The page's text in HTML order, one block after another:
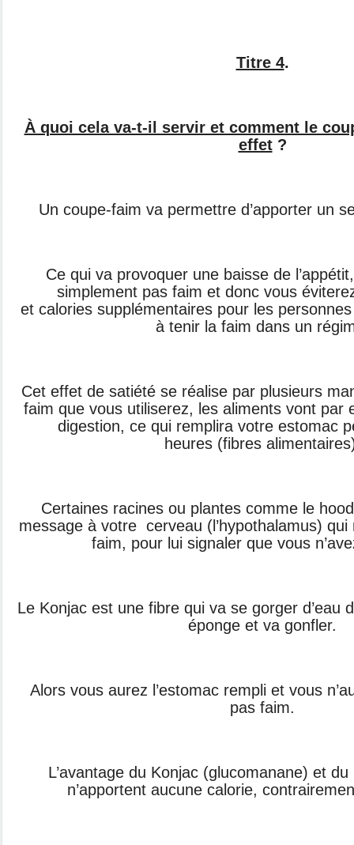
Titre 4.
À quoi cela va-t-il servir et comment le
effet?
Un coupe-faim va permettre d’apporter un
Ce qui va provoquer une baisse de
simplement pas faim et donc vous
et calories supplémentaires pour les
à tenir la faim dans un
Cet effet de satiété se réalise par plusieurs
faim que vous utiliserez, les aliments vont par
digestion, ce qui remplira votre estomac
heures (fibres
Certaines racines ou plantes comme le
message à votre cerveau (l’hypothalamus)
faim, pour lui signaler que vous
Le Konjac est une fibre qui va se gorger d’eau
éponge et va gonfler.
Alors vous aurez l’estomac rempli et vous
pas faim.
L’avantage du Konjac (glucomanane) et du
n’apportent aucune calorie,